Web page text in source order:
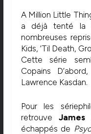
A Million Little
a déjà tenté la
nombreuses
Kids, ‘Til Death,
Cette série
Copains
Lawrence Kasdan.
Pour les
retrouveJames
échappés de